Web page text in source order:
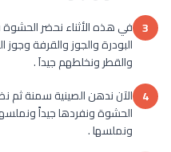
3 في هذه الأثناء نحضر
البودرة والجوز والقرفة
والقطر ونخلطهم جيداَ .
4 الآن ندهن الصينية سمنة ثم
الحشوة ونفردها جيداً
ونملسها .